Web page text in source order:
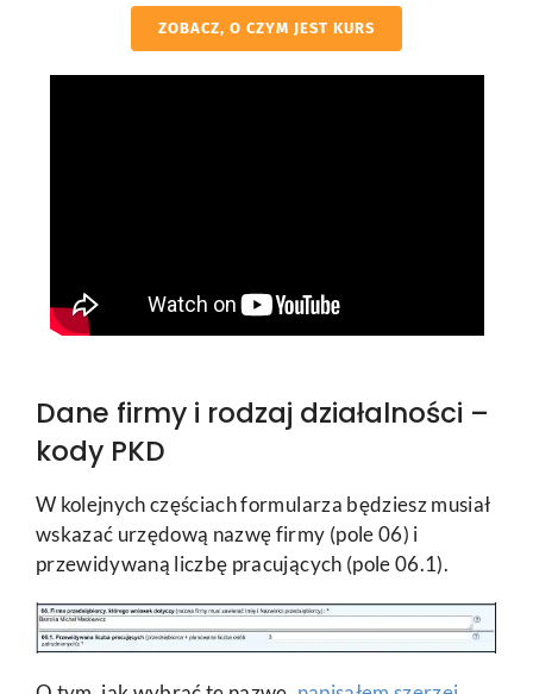
ZOBACZ, O CZYM JEST KURS
Dane firmy i rodzaj działalności –
kody PKD
W kolejnych częściach formularza będziesz musiał
wskazać urzędową nazwę firmy (pole 06) i
przewidywaną liczbę pracujących (pole 06.1).